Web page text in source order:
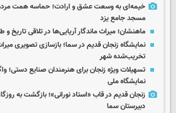
خیمه‌ای به وسعت عشق و ارادت؛ حماسه همت
مسجد جامع یزد
ماهنشان؛ میراث ماندگار آریایی‌ها در تلاقی تاریخ و
نمایشگاه زنجان قدیم در سما؛ بازسازی تصویری
تخریب‌شده شهر
تسهیلات ویژه زنجان برای هنرمندان صنایع دستی؛
نمایشگاه ملی
زنجان قدیم در قاب «استاد نورانی»؛ بازگشت به
دبیرستان سما